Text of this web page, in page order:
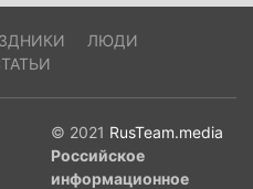
ЛЮДИ
© 2021 RusTeam.media
Российское
информационное